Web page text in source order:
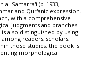
al-Samarra'i (b. 1933,
and Qur'anic expression.
with a comprehensive
judgments and branches
also distinguished by using
readers, scholars,
those studies, the book is
morphological